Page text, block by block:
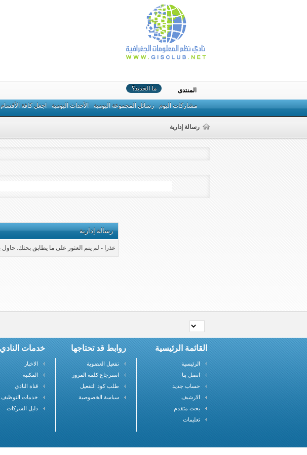
المنتدى ما الجديد؟
مشاركات اليوم رسائل المجموعة اليومية الأحداث اليومية اجعل كافة
رسالة إدارية
رسالة إدارية
عذرا - لم يتم العثور على ما يطابق بحثك. حاول
القائمة الرئيسية
الرئيسية
اتصل بنا
حساب جديد
الارشيف
بحث متقدم
تعليمات
روابط قد تحتاجها
تفعيل العضوية
استرجاع كلمة المرور
طلب كود التفعيل
سياسة الخصوصية
خدمات النادي
الاخبار
المكتبة
قناة النادي
خدمات التوظيف
دليل الشركات